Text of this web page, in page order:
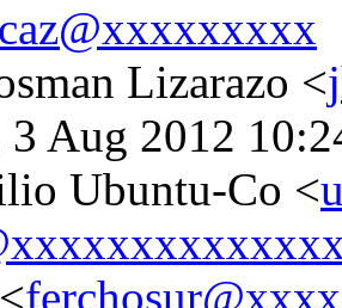
Lizarazo <
3 Aug 2012
Ubuntu-Co <